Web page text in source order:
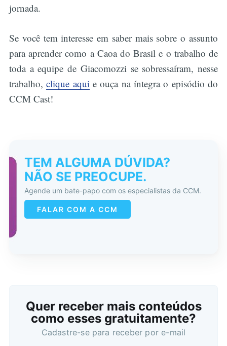
jornada.
Se você tem interesse em saber mais sobre o assunto
para aprender como a Caoa do Brasil e o trabalho de
toda a equipe de Giacomozzi se sobressaíram, nesse
trabalho,clique aqui e ouça na íntegra o episódio do
CCM Cast!
TEM ALGUMA DÚVIDA?
NÃO SE PREOCUPE.
Agende um bate-papo com os especialistas da CCM.
FALAR COM A CCM
Quer receber mais conteúdos
como esses gratuitamente?
Cadastre-se para receber por e-mail